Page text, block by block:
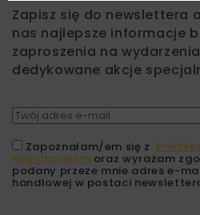
Zapisz się do newslettera
nas najlepsze informacje
zaproszenia na
dedykowane akcje
Zapoznałam/em się z
Regulaminem oraz wyrażam
podany przeze mnie adres e-
handlowej w postaci